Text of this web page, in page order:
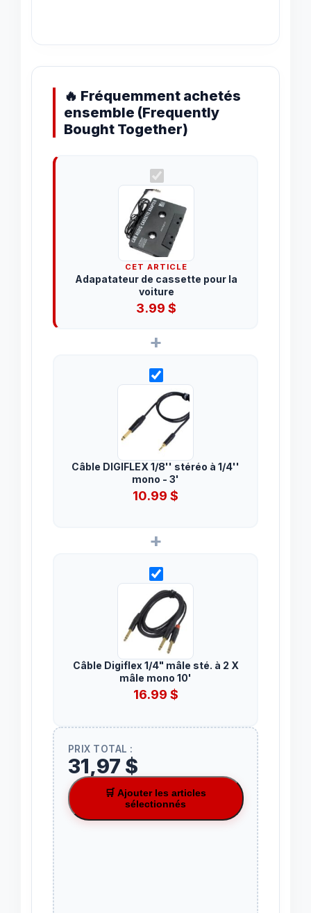
🔥 Fréquemment achetés
ensemble (Frequently
Bought Together)
CET ARTICLE
Adapatateur de cassette pour la
voiture
3.99$
+
Câble DIGIFLEX 1/8'' stéréo à 1/4''
mono - 3'
10.99 $
+
Câble Digiflex 1/4" mâle sté. à 2 X
mâle mono 10'
16.99 $
PRIX TOTAL :
31,97 $
🛒 Ajouter les articles
sélectionnés